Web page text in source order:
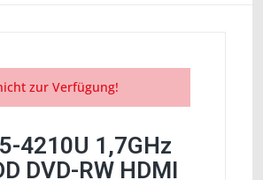
zur Verfügung!
4210U 1,7GHz
DVD-RW HDMI